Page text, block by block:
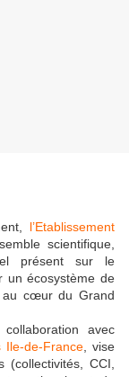
l’Etablissement
scientifique,
présent sur le
un écosystème de
au cœur du Grand
avec
Ile-de-France , vise
CCI,